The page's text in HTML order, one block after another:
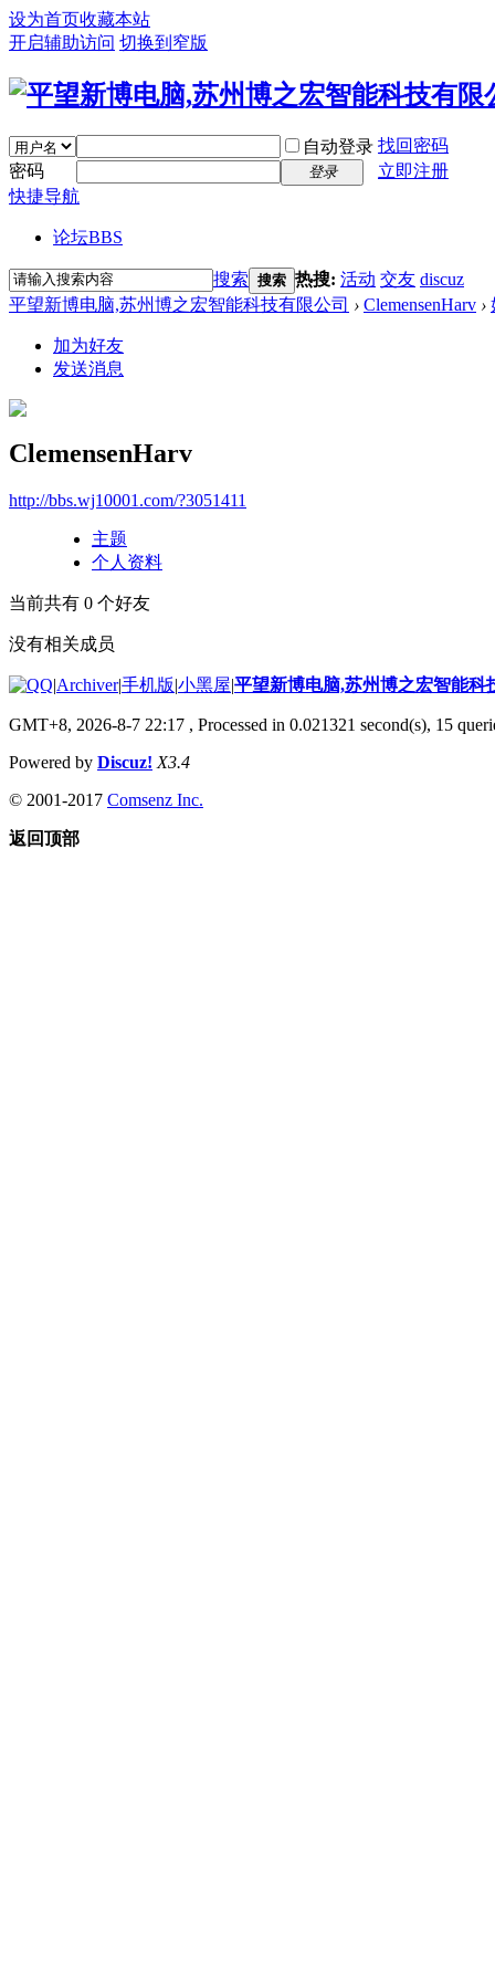
设为首页收藏本站
开启辅助访问 切换到窄版
自动登录 找回密码
密码
登录
立即注册
快捷导航
论坛BBS
搜索 搜索 热搜: 活动 交友 discuz
平望新博电脑,苏州博之宏智能科技有限公司 › ClemensenHarv ›
加为好友
发送消息
ClemensenHarv
http://bbs.wj10001.com/?3051411
主题
个人资料
当前共有 0 个好友
没有相关成员
|Archiver|手机版|小黑屋|平望新博电脑,苏州博之宏智能科
GMT+8, 2026-8-7 22:17 , Processed in 0.021321 second(s), 15
Powered by Discuz! X3.4
© 2001-2017 Comsenz Inc.
返回顶部